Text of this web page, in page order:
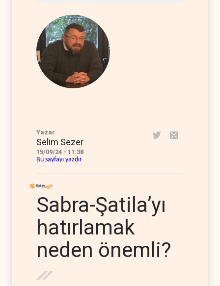
Yazar
Selim Sezer
15/09/24 - 11:38
Bu sayfayı yazdır
Sabra-Şatila’yı
hatırlamak
neden önemli?